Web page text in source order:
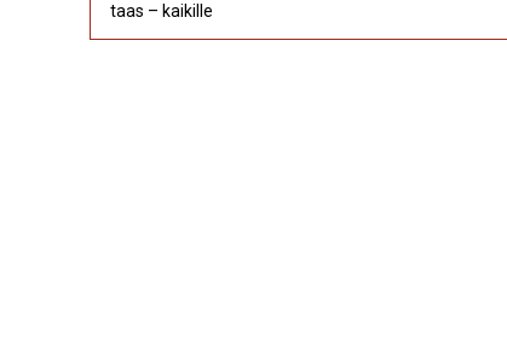
taas – kaikille